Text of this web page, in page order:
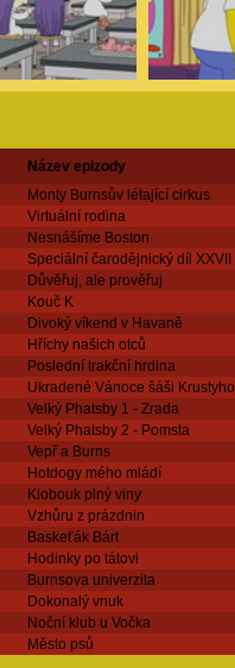
Název epizody
Monty Burnsův létající cirkus
Virtuální rodina
Nesnášíme Boston
Speciální čarodějnický díl XXVII
Důvěřuj, ale prověřuj
Kouč K
Divoký víkend v Havaně
Hříchy našich otců
Poslední trakční hrdina
Ukradené Vánoce šáši Krustyho
Velký Phatsby 1 - Zrada
Velký Phatsby 2 - Pomsta
Vepř a Burns
Hotdogy mého mládí
Klobouk plný viny
Vzhůru z prázdnin
Baskeťák Bárt
Hodinky po tátovi
Burnsova univerzita
Dokonalý vnuk
Noční klub u Vočka
Město psů